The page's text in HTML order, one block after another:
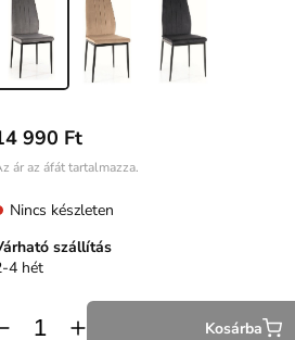
990 Ft
ár az áfát tartalmazza.
Nincs készleten
szállítás
4 hét
Kosárba